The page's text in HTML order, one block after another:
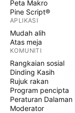
Peta Makro
Pine Script®
APLIKASI
Mudah alih
Atas meja
KOMUNITI
Rangkaian sosial
Dinding Kasih
Rujuk rakan
Program pencipta
Peraturan Dalaman
Moderator